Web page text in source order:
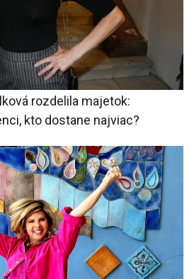
rozdelila majetok:
kto dostane najviac?